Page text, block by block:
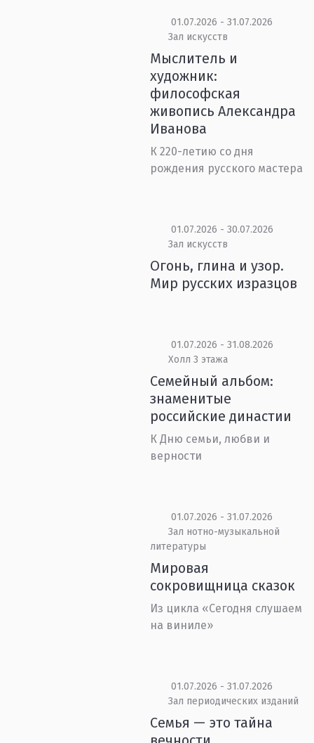
01.07.2026 - 31.07.2026
Зал искусств
Мыслитель и
художник:
философская
живопись Александра
Иванова
К 220-летию со дня
рождения русского мастера
01.07.2026 - 30.07.2026
Зал искусств
Огонь, глина и узор.
Мир русских изразцов
01.07.2026 - 31.08.2026
Холл 3 этажа
Семейный альбом:
знаменитые
российские династии
К Дню семьи, любви и
верности
01.07.2026 - 31.07.2026
Зал нотно-музыкальной
литературы
Мировая
сокровищница сказок
Из цикла «Сегодня слушаем
на виниле»
01.07.2026 - 31.07.2026
Зал периодических изданий
Семья — это тайна